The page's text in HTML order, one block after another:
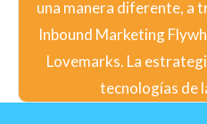
una manera diferente, a
Inbound Marketing
Lovemarks. La
tecnologías de